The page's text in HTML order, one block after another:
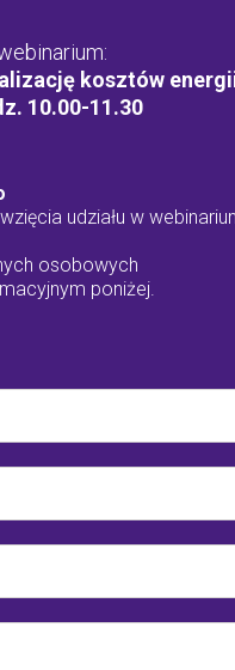
kosztów
10.00-11.30
udziału w
osobowych
poniżej.